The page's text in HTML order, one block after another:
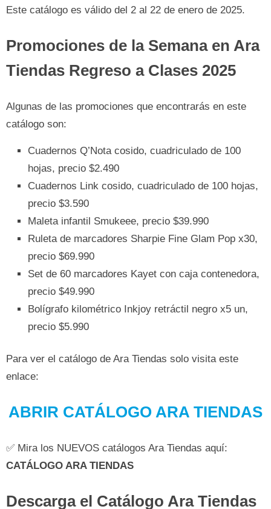
Este catálogo es válido del 2 al 22 de enero de 2025.
Promociones de la Semana en Ara
Tiendas Regreso a Clases 2025
Algunas de las promociones que encontrarás en este
catálogo son:
Cuadernos Q’Nota cosido, cuadriculado de 100
hojas, precio $2.490
Cuadernos Link cosido, cuadriculado de 100 hojas,
precio $3.590
Maleta infantil Smukeee, precio $39.990
Ruleta de marcadores Sharpie Fine Glam Pop x30,
precio $69.990
Set de 60 marcadores Kayet con caja contenedora,
precio $49.990
Bolígrafo kilométrico Inkjoy retráctil negro x5 un,
precio $5.990
Para ver el catálogo de Ara Tiendas solo visita este
enlace:
ABRIR CATÁLOGO ARA TIENDAS
✅ Mira los NUEVOS catálogos Ara Tiendas aquí:
CATÁLOGO ARA TIENDAS
Descarga el Catálogo Ara Tiendas